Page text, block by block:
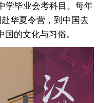
学毕业会考科目。每年
华夏令营，到中国去
的文化与习俗。